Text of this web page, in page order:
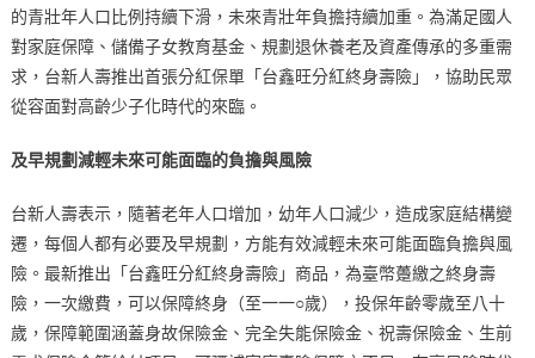
的青壯年人口比例持續下滑，未來青壯年負擔持續加重。為滿足國人
對家庭保障、儲備子女教育基金、規劃退休養老及資產傳承的多重需
求，台新人壽推出首張分紅保單「台鑫旺分紅終身壽險」，協助民眾
從容面對高齡少子化時代的來臨。
及早規劃減輕未來可能面臨的負擔與風險
台新人壽表示，隨著老年人口增加，幼年人口減少，造成家庭結構變
遷，每個人都有必要及早規劃，方能有效減輕未來可能面臨負擔與風
險。最新推出「台鑫旺分紅終身壽險」商品，為臺幣躉繳之終身壽
險，一次繳費，可以保障終身（至一一○歲），投保年齡零歲至八十
歲，保障範圍涵蓋身故保險金、完全失能保險金、祝壽保險金、生前